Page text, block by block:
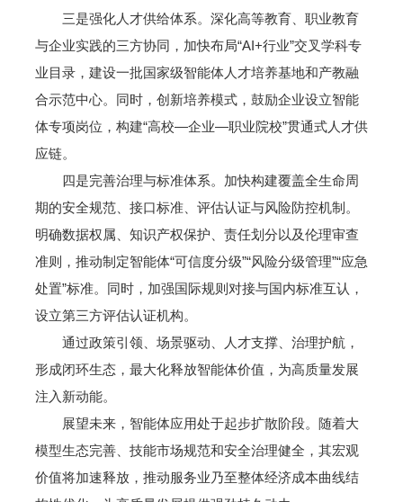
三是强化人才供给体系。深化高等教育、职业教育
与企业实践的三方协同，加快布局“AI+行业”交叉学科专
业目录，建设一批国家级智能体人才培养基地和产教融
合示范中心。同时，创新培养模式，鼓励企业设立智能
体专项岗位，构建“高校—企业—职业院校”贯通式人才供
应链。
四是完善治理与标准体系。加快构建覆盖全生命周
期的安全规范、接口标准、评估认证与风险防控机制。
明确数据权属、知识产权保护、责任划分以及伦理审查
准则，推动制定智能体“可信度分级”“风险分级管理”“应急
处置”标准。同时，加强国际规则对接与国内标准互认，
设立第三方评估认证机构。
通过政策引领、场景驱动、人才支撑、治理护航，
形成闭环生态，最大化释放智能体价值，为高质量发展
注入新动能。
展望未来，智能体应用处于起步扩散阶段。随着大
模型生态完善、技能市场规范和安全治理健全，其宏观
价值将加速释放，推动服务业乃至整体经济成本曲线结